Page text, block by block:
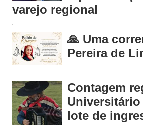
varejo regional
🙏 Uma
Pereira de
Contagem
Universitário
lote de